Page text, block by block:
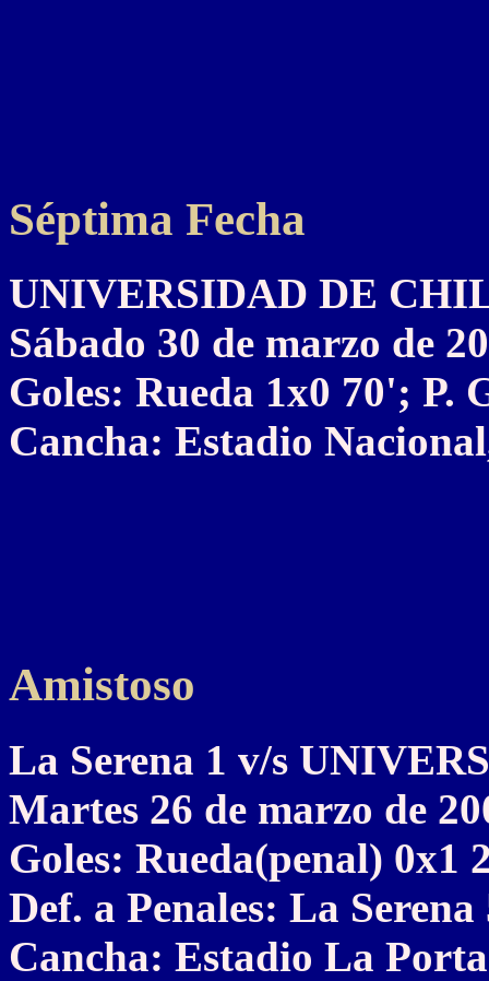
Séptima Fecha
UNIVERSIDAD DE
Sábado 30 de marzo de
Goles: Rueda 1x0 70'; P.
Cancha: Estadio
Amistoso
La Serena 1 v/s
Martes 26 de marzo de
Goles: Rueda(penal) 0x1
Def. a Penales: La
Cancha: Estadio La